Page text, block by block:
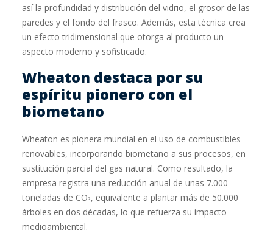
así la profundidad y distribución del vidrio, el grosor de las
paredes y el fondo del frasco. Además, esta técnica crea
un efecto tridimensional que otorga al producto un
aspecto moderno y sofisticado.
Wheaton destaca por su
espíritu pionero con el
biometano
Wheaton es pionera mundial en el uso de combustibles
renovables, incorporando biometano a sus procesos, en
sustitución parcial del gas natural. Como resultado, la
empresa registra una reducción anual de unas 7.000
toneladas de CO², equivalente a plantar más de 50.000
árboles en dos décadas, lo que refuerza su impacto
medioambiental.